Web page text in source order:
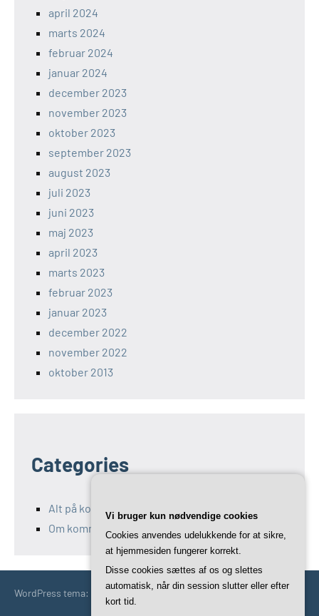
april 2024
marts 2024
februar 2024
januar 2024
december 2023
november 2023
oktober 2023
september 2023
august 2023
juli 2023
juni 2023
maj 2023
april 2023
marts 2023
februar 2023
januar 2023
december 2022
november 2022
oktober 2013
Categories
Alt på kommunikation-11.dk
Om kommunikation og Marketing
WordPress tema: Occasio by ThemeZee.
Vi bruger kun nødvendige cookies
Cookies anvendes udelukkende for at sikre,
at hjemmesiden fungerer korrekt.
Disse cookies sættes af os og slettes
automatisk, når din session slutter eller efter
kort tid.